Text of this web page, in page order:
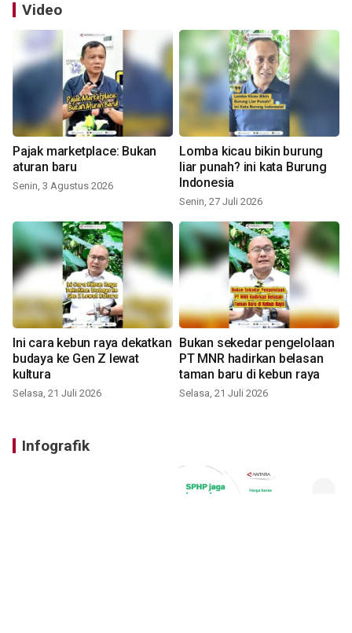
Video
Pajak marketplace: Bukan
aturan baru
Senin, 3 Agustus 2026
Lomba kicau bikin burung
liar punah? ini kata Burung
Indonesia
Senin, 27 Juli 2026
Ini cara kebun raya dekatkan
budaya ke Gen Z lewat
kultura
Selasa, 21 Juli 2026
Bukan sekedar pengelolaan
PT MNR hadirkan belasan
taman baru di kebun raya
Selasa, 21 Juli 2026
Infografik